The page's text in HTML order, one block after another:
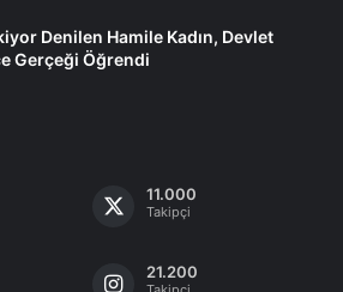
Denilen Hamile Kadın, Devlet
Gerçeği Öğrendi
11.000
Takipçi
21.200